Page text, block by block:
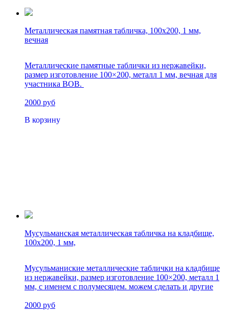
Металлическая памятная табличка, 100х200, 1 мм,
вечная
Металлические памятные таблички из нержавейки,
размер изготовление 100×200, металл 1 мм, вечная для
участника ВОВ.
2000 руб
В корзину
Мусульманская металлическая табличка на кладбище,
100х200, 1 мм,
Мусульманиские металлические таблички на кладбище
из нержавейки, размер изготовление 100×200, металл 1
мм, с именем с полумесяцем. можем сделать и другие
2000 руб